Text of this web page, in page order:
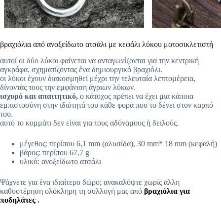
βραχιόλια από ανοξείδωτο ατσάλι με κεφάλι λύκου μοτοσικλετιστή
αυτοί οι δύο λύκοι φαίνεται να ανταγωνίζονται για την κεντρική
αγκράφα, σχηματίζοντας ένα δημιουργικό βραχιόλι.
οι λύκοι έχουν διακοσμηθεί μέχρι την τελευταία λεπτομέρεια,
δίνοντάς τους την εμφάνιση άγριων λύκων.
ισχυρό και απαιτητικό, ο κάτοχος πρέπει να έχει μια κάποια
εμπιστοσύνη στην ιδιότητά του κάθε φορά που το δένει στον καρπό
του.
αυτό το κομμάτι δεν είναι για τους αδύναμους ή δειλούς.
μέγεθος: περίπου 6,1 mm (αλυσίδα), 30 mm* 18 mm (κεφαλή)
βάρος: περίπου 67,7 g
υλικό: ανοξείδωτο ατσάλι
Ψάχνετε για ένα ιδιαίτερο δώρο; ανακαλύψτε χωρίς άλλη
καθυστέρηση ολόκληρη τη συλλογή μας από βραχιόλια για
ποδηλάτες .